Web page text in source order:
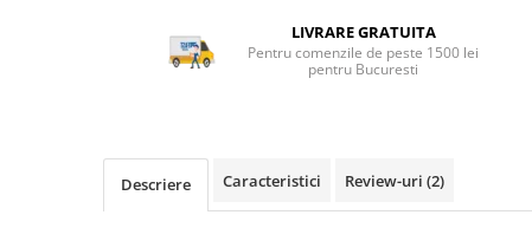
Top saltele memory 5 cm
Saltele cu plasa de arcuri
Saltele cu spuma
Seturi mese si scaune bucatarie
Mobilier hol
LIVRARE GRATUITA
Pentru comenzile de peste 1500 lei
pentru Bucuresti
Descriere Caracteristici Review-uri (2)